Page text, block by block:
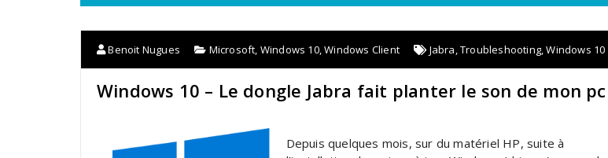
Benoit Nugues Microsoft, Windows 10,Windows Client Jabra,Troubleshooting,Windows 10
Windows 10 – Le dongle Jabra fait planter le son de mon pc
Depuis quelques mois, sur du matériel HP, suite à